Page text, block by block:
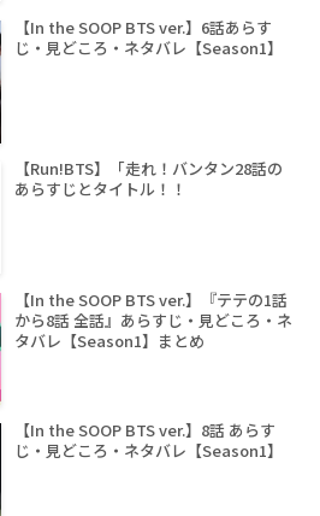
【In the SOOP BTS ver.】6話あらす
じ・見どころ・ネタバレ【Season1】
【Run!BTS】「走れ！バンタン28話の
あらすじとタイトル！！
【In the SOOP BTS ver.】『テテの1話
から8話 全話』あらすじ・見どころ・ネ
タバレ【Season1】まとめ
【In the SOOP BTS ver.】8話 あらす
じ・見どころ・ネタバレ【Season1】